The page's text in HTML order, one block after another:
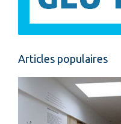
Articles populaires